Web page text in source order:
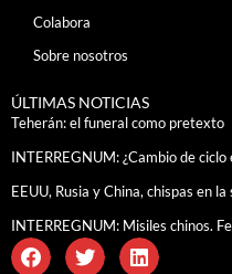
Colabora
Sobre nosotros
ÚLTIMAS NOTICIAS
Teherán: el funeral como pretexto
INTERREGNUM: ¿Cambio de
EEUU, Rusia y China, chispas en
INTERREGNUM: Misiles chinos.